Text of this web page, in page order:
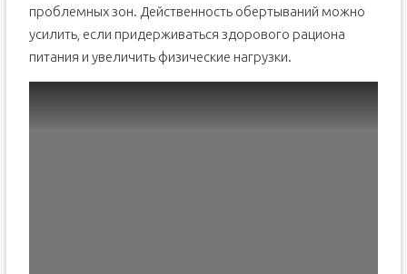
проблемных зон. Действенность обертываний можно
усилить, если придерживаться здорового рациона
питания и увеличить физические нагрузки.